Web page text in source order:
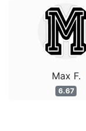
Max F.
6.67